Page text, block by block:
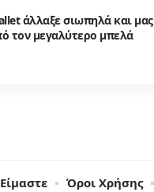
άλλαξε σιωπηλά και μας
τον μεγαλύτερο μπελά
Όροι Χρήσης